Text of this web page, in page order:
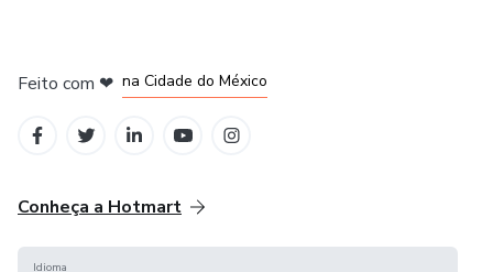
Feito com ❤ na Cidade do México
Conheça a Hotmart
Idioma